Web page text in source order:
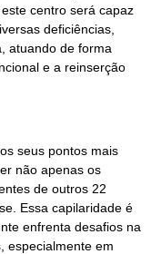
centro será capaz
deficiências,
atuando de forma
e a reinserção
seus pontos mais
não apenas os
de outros 22
Essa capilaridade é
enfrenta desafios na
especialmente em